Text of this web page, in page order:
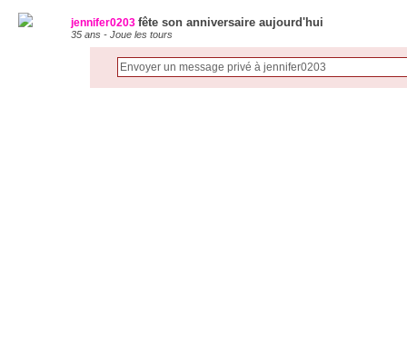
jennifer0203 fête son anniversaire aujourd'hui
35 ans - Joue les tours